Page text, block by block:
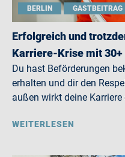
BERLIN GASTBEITRAG
Erfolgreich und
Karriere-Krise mit 30+
Du hast Beförderungen
erhalten und dir den
außen wirkt deine
WEITERLESEN